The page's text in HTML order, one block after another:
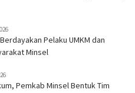
Pelaku UMKM dan
Minsel
Pemkab Minsel Bentuk Tim